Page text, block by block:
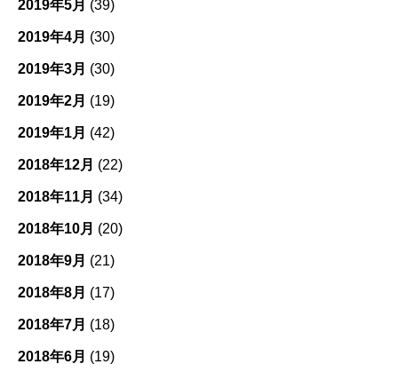
2019年5月 (39)
2019年4月 (30)
2019年3月 (30)
2019年2月 (19)
2019年1月 (42)
2018年12月 (22)
2018年11月 (34)
2018年10月 (20)
2018年9月 (21)
2018年8月 (17)
2018年7月 (18)
2018年6月 (19)